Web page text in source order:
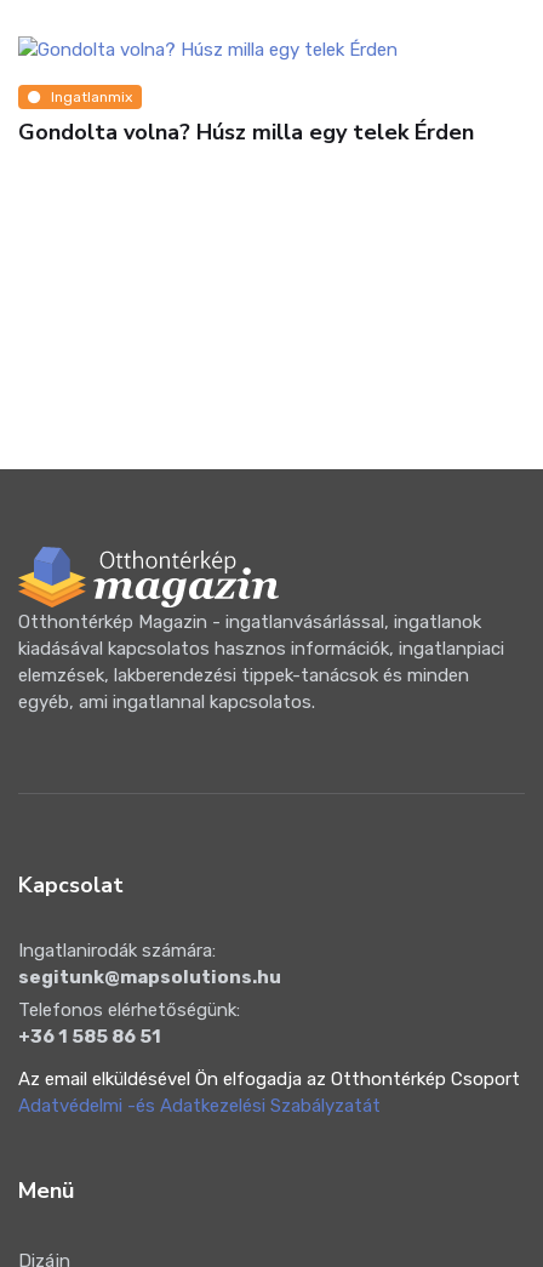
Ingatlanmix
Gondolta volna? Húsz milla egy telek Érden
Otthontérkép Magazin - ingatlanvásárlással, ingatlanok
kiadásával kapcsolatos hasznos információk, ingatlanpiaci
elemzések, lakberendezési tippek-tanácsok és minden
egyéb, ami ingatlannal kapcsolatos.
Kapcsolat
Ingatlanirodák számára:
segitunk@mapsolutions.hu
Telefonos elérhetőségünk:
+36 1 585 86 51
Az email elküldésével Ön elfogadja az Otthontérkép Csoport
Adatvédelmi -és Adatkezelési Szabályzatát
Menü
Dizájn